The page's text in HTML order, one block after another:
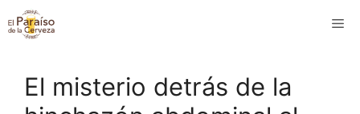
Saltar
al
El misterio detrás de la